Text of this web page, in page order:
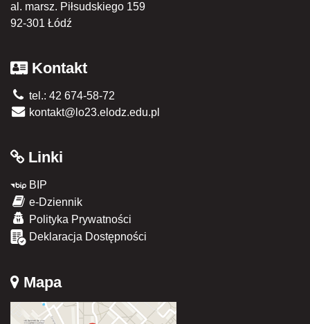
al. marsz. Piłsudskiego 159
92-301 Łódź
Kontakt
tel.: 42 674-58-72
kontakt@lo23.elodz.edu.pl
Linki
BIP
e-Dziennik
Polityka Prywatności
Deklaracja Dostępności
Mapa